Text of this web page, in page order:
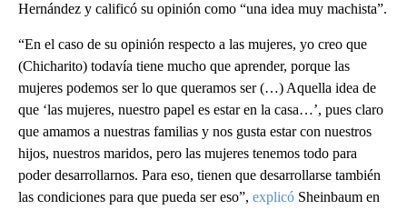
Hernández y calificó su opinión como “una idea muy machista”.
“En el caso de su opinión respecto a las mujeres, yo creo que
(Chicharito) todavía tiene mucho que aprender, porque las
mujeres podemos ser lo que queramos ser (…) Aquella idea de
que ‘las mujeres, nuestro papel es estar en la casa…’, pues claro
que amamos a nuestras familias y nos gusta estar con nuestros
hijos, nuestros maridos, pero las mujeres tenemos todo para
poder desarrollarnos. Para eso, tienen que desarrollarse también
las condiciones para que pueda ser eso”, explicó Sheinbaum en